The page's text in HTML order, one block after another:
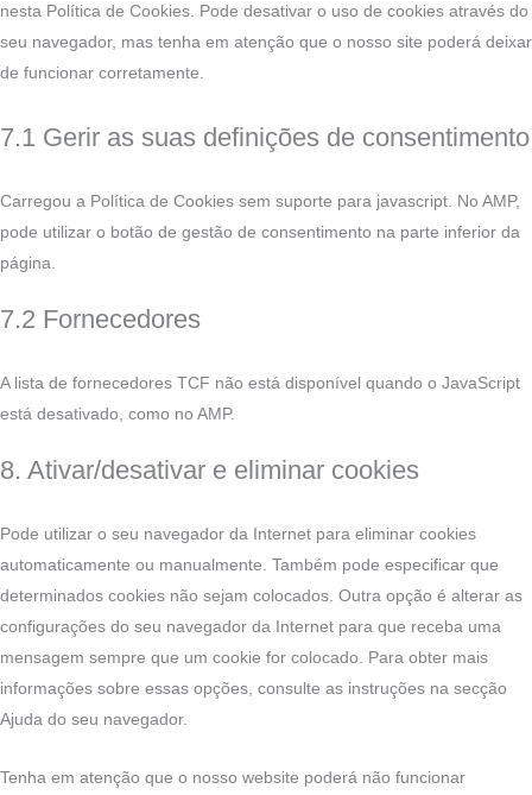
nesta Política de Cookies. Pode desativar o uso de cookies através do
seu navegador, mas tenha em atenção que o nosso site poderá deixar
de funcionar corretamente.
7.1 Gerir as suas definições de consentimento
Carregou a Política de Cookies sem suporte para javascript. No AMP,
pode utilizar o botão de gestão de consentimento na parte inferior da
página.
7.2 Fornecedores
A lista de fornecedores TCF não está disponível quando o JavaScript
está desativado, como no AMP.
8. Ativar/desativar e eliminar cookies
Pode utilizar o seu navegador da Internet para eliminar cookies
automaticamente ou manualmente. Também pode especificar que
determinados cookies não sejam colocados. Outra opção é alterar as
configurações do seu navegador da Internet para que receba uma
mensagem sempre que um cookie for colocado. Para obter mais
informações sobre essas opções, consulte as instruções na secção
Ajuda do seu navegador.
Tenha em atenção que o nosso website poderá não funcionar